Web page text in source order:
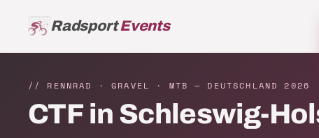
RadsportEvents
// RENNRAD · GRAVEL · MTB — DEUTSCHLAND2026
CTF in Schleswig-